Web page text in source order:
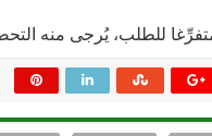
للطلب، يُرجى منه